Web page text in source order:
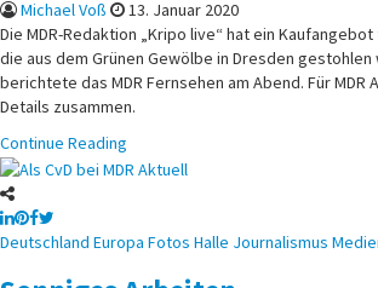
Michael Voß
13. Januar 2020
Die MDR-Redaktion „Kripo live“ hat ein
die aus dem Grünen Gewölbe in Dresden
berichtete das MDR Fernsehen am Abend. Für MDR
Details zusammen.
Continue Reading
Posted
Deutschland Europa Fotos Halle Journalismus